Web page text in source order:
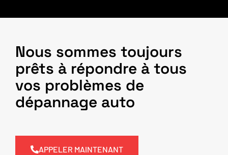
Nous sommes toujours
prêts à répondre à tous
vos problèmes de
dépannage auto
APPELER MAINTENANT